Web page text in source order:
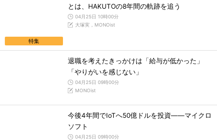
特集
とは、HAKUTOの8年間の軌跡を追う
04月25日 10時00分
大塚実，MONOist
退職を考えたきっかけは「給与が低かった」
「やりがいを感じない」
04月25日 09時00分
MONOist
今後4年間でIoTへ50億ドルを投資――マイクロ
ソフト
04月25日 09時00分